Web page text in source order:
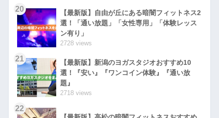
20
【最新版】自由が丘にある暗闇フィットネス2
選！「通い放題」「女性専用」「体験レッス
ン有り」
2728 views
21
【最新版】新潟のヨガスタジオおすすめ10
選！『安い』『ワンコイン体験』『通い放
題』
2718 views
22